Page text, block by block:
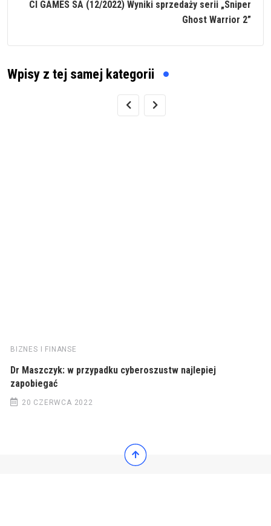
CI GAMES SA (12/2022) Wyniki sprzedaży serii „Sniper
Ghost Warrior 2”
Wpisy z tej samej kategorii
BIZNES I FINANSE
Dr Maszczyk: w przypadku cyberoszustw najlepiej
zapobiegać
20 CZERWCA 2022